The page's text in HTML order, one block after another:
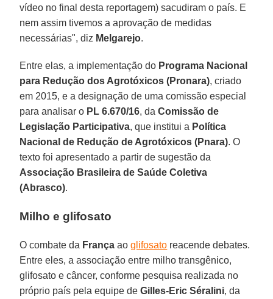
vídeo no final desta reportagem) sacudiram o país. E
nem assim tivemos a aprovação de medidas
necessárias", diz Melgarejo.
Entre elas, a implementação do Programa Nacional
para Redução dos Agrotóxicos (Pronara), criado
em 2015, e a designação de uma comissão especial
para analisar o PL 6.670/16, daComissão de
Legislação Participativa, que institui a Política
Nacional de Redução de Agrotóxicos (Pnara). O
texto foi apresentado a partir de sugestão da
Associação Brasileira de Saúde Coletiva
(Abrasco).
Milho e glifosato
O combate da França aoglifosato reacende debates.
Entre eles, a associação entre milho transgênico,
glifosato e câncer, conforme pesquisa realizada no
próprio país pela equipe deGilles-Eric Séralini, da